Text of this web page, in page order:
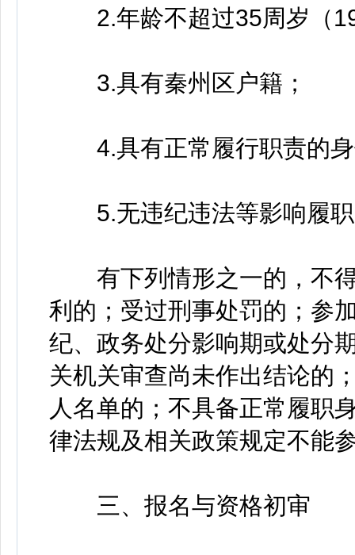
2.年龄不超过35周岁（
3.具有秦州区户籍；
4.具有正常履行职责的身
5.无违纪违法等影响履职
有下列情形之一的，不得
利的；受过刑事处罚的；参
纪、政务处分影响期或处分
关机关审查尚未作出结论的
人名单的；不具备正常履职
律法规及相关政策规定不能
三、报名与资格初审